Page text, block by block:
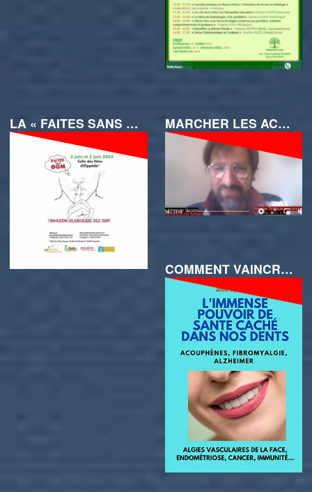
LA « FAITES SANS OGM » AVEC MIREILLE LAMBERTIN MARCHER LES ACCORDS TOLTÈQUES AU SOMMET DU VENTOUX
COMMENT VAINCRE SA FIBROMYALGIE ?